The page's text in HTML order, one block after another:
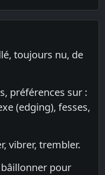
toujours nu, de
préférences sur :
(edging), fesses,
vibrer, trembler.
pour